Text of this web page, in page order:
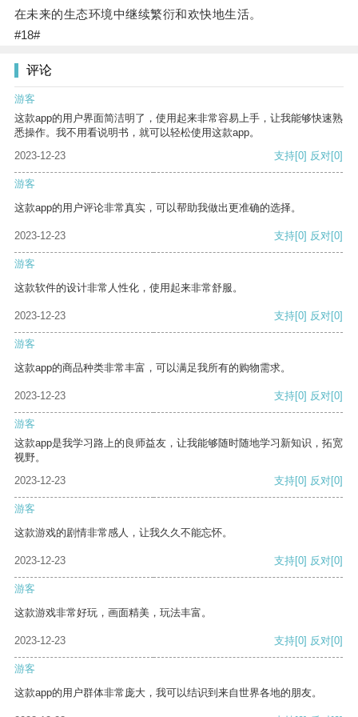
在未来的生态环境中继续繁衍和欢快地生活。
#18#
评论
游客
这款app的用户界面简洁明了，使用起来非常容易上手，让我能够快速熟
悉操作。我不用看说明书，就可以轻松使用这款app。
2023-12-23
支持[0] 反对[0]
游客
这款app的用户评论非常真实，可以帮助我做出更准确的选择。
2023-12-23 支持[0] 反对[0]
游客
这款软件的设计非常人性化，使用起来非常舒服。
2023-12-23 支持[0] 反对[0]
游客
这款app的商品种类非常丰富，可以满足我所有的购物需求。
2023-12-23 支持[0] 反对[0]
游客
这款app是我学习路上的良师益友，让我能够随时随地学习新知识，拓宽
视野。
2023-12-23
支持[0] 反对[0]
游客
这款游戏的剧情非常感人，让我久久不能忘怀。
2023-12-23 支持[0] 反对[0]
游客
这款游戏非常好玩，画面精美，玩法丰富。
2023-12-23 支持[0] 反对[0]
游客
这款app的用户群体非常庞大，我可以结识到来自世界各地的朋友。